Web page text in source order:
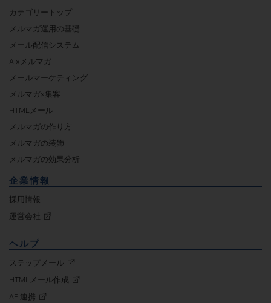
カテゴリートップ
メルマガ運用の基礎
メール配信システム
AI×メルマガ
メールマーケティング
メルマガ×集客
HTMLメール
メルマガの作り方
メルマガの装飾
メルマガの効果分析
企業情報
採用情報
運営会社
ヘルプ
ステップメール
HTMLメール作成
API連携